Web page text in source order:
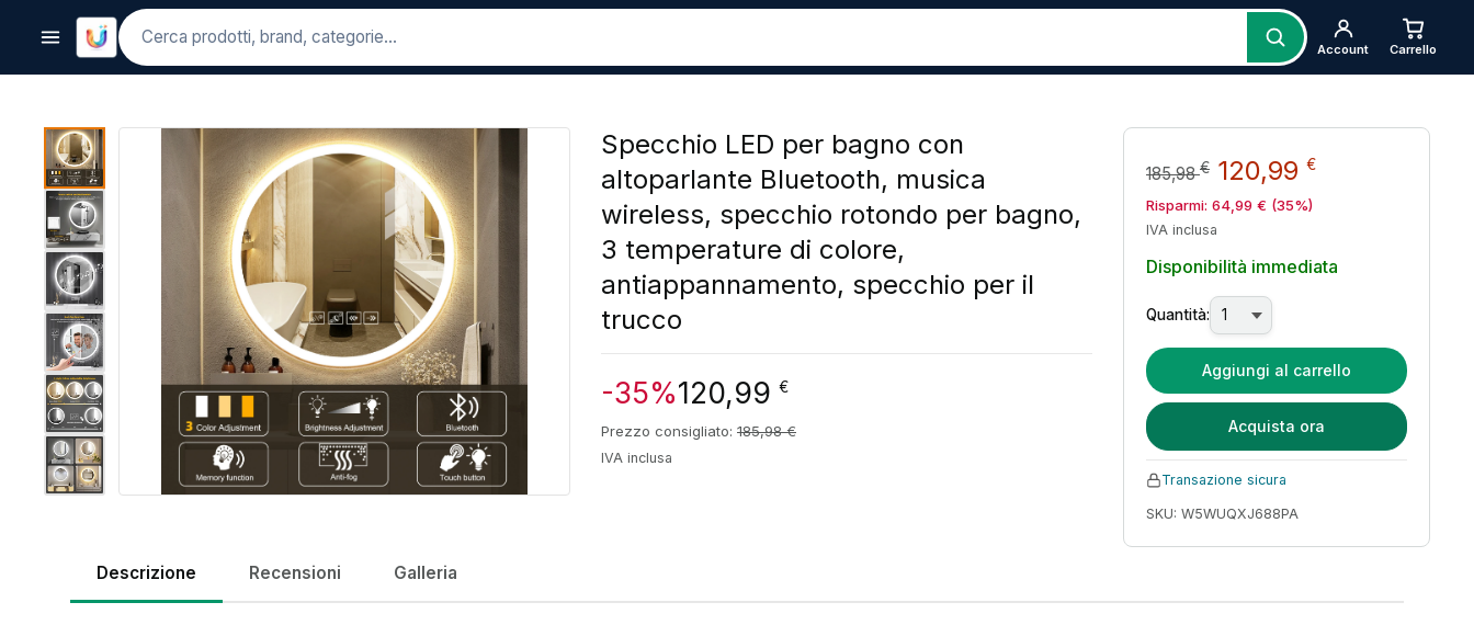
Cerca
Account Carrello
Specchio LED per bagno con
altoparlante Bluetooth, musica
wireless, specchio rotondo per bagno,
3 temperature di colore,
antiappannamento, specchio per il
trucco
-35%120,99 €
Prezzo consigliato: 185,98€
IVA inclusa
185,98€ Il prezzo originale
120,99 €Il prezzo
Risparmi: 64,99 € (35%)
IVA inclusa
Disponibilità immediata
Quantità:
Aggiungi al carrello
Acquista ora
Transazione sicura
SKU: W5WUQXJ688PA
Descrizione Recensioni Galleria